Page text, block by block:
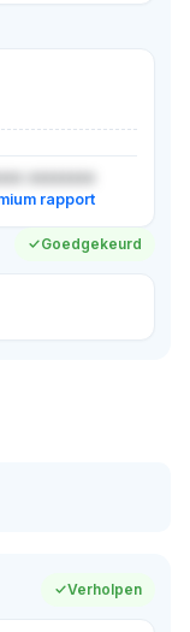
xxxxxxxx
rapport
Goedgekeurd
Verholpen